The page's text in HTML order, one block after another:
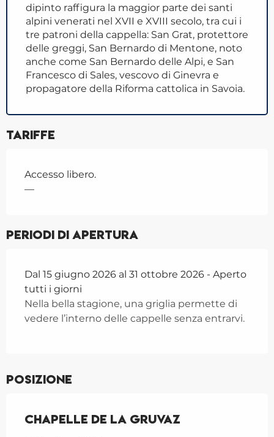
dipinto raffigura la maggior parte dei santi
alpini venerati nel XVII e XVIII secolo, tra cui i
tre patroni della cappella: San Grat, protettore
delle greggi, San Bernardo di Mentone, noto
anche come San Bernardo delle Alpi, e San
Francesco di Sales, vescovo di Ginevra e
propagatore della Riforma cattolica in Savoia.
Tariffe
Accesso libero.
—
Periodi di apertura
Dal 15 giugno 2026 al 31 ottobre 2026 - Aperto
tutti i giorni
Nella bella stagione, una griglia permette di
vedere l’interno delle cappelle senza entrarvi.
Posizione
Chapelle de la Gruvaz